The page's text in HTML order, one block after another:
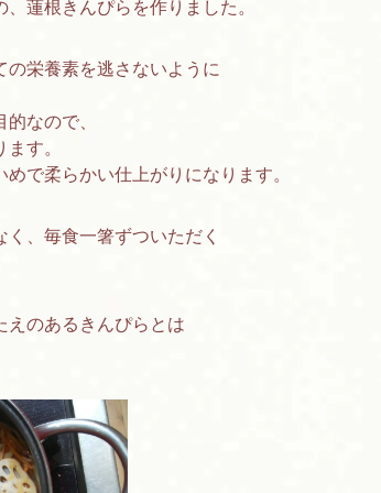
蓮根きんぴらを作りました。
の栄養素を逃さないように
なので、
す。
で柔らかい仕上がりになります。
、毎食一箸ずついただく
えのあるきんぴらとは